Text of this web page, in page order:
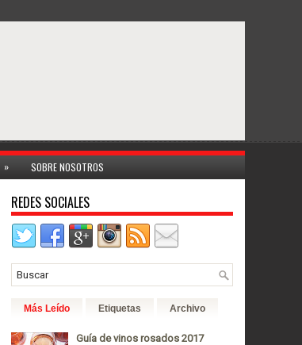
» SOBRE NOSOTROS
REDES SOCIALES
Más Leído Etiquetas Archivo
Guía de vinos rosados 2017